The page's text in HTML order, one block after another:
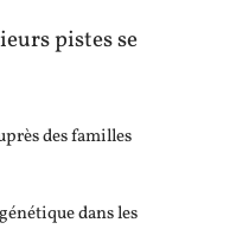
pistes se
des familles
dans les